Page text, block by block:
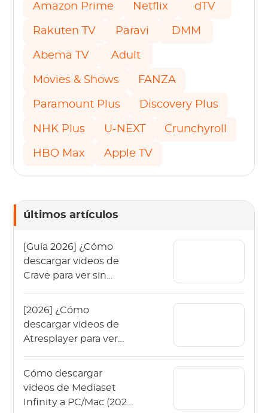
Amazon Prime Netflix dTV
Rakuten TV Paravi DMM
Abema TV Adult
Movies & Shows FANZA
Paramount Plus Discovery Plus
NHK Plus U-NEXT Crunchyroll
HBO Max Apple TV
últimos artículos
[Guía 2026] ¿Cómo
descargar videos de
Crave para ver sin
[2026] ¿Cómo
descargar videos de
Atresplayer para ver
Cómo descargar
videos de Mediaset
Infinity a PC/Mac (2026